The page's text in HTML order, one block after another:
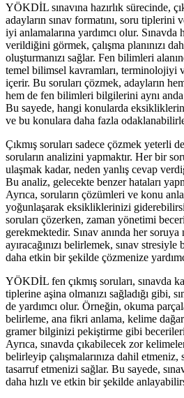
YÖKDİL sınavına hazırlık sürecinde,
adayların sınav formatını, soru tiplerini
iyi anlamalarına yardımcı olur. Sınavda
verildiğini görmek, çalışma planınızı
oluşturmanızı sağlar. Fen bilimleri
temel bilimsel kavramları, terminolojiyi
içerir. Bu soruları çözmek, adayların
hem de fen bilimleri bilgilerini aynı anda
Bu sayede, hangi konularda
ve bu konulara daha fazla
Çıkmış soruları sadece çözmek yeterli
soruların analizini yapmaktır. Her bir
ulaşmak kadar, neden yanlış cevap
Bu analiz, gelecekte benzer hataları
Ayrıca, soruların çözümleri ve konu
yoğunlaşarak eksikliklerinizi
soruları çözerken, zaman yönetimi
gerekmektedir. Sınav anında her soruya
ayıracağınızı belirlemek, sınav stresiyle
daha etkin bir şekilde çözmenize
YÖKDİL fen çıkmış soruları, sınavda
tiplerine aşina olmanızı sağladığı gibi,
de yardımcı olur. Örneğin, okuma
belirleme, ana fikri anlama, kelime
gramer bilginizi pekiştirme gibi
Ayrıca, sınavda çıkabilecek zor
belirleyip çalışmalarınıza dahil etmeniz,
tasarruf etmenizi sağlar. Bu sayede,
daha hızlı ve etkin bir şekilde